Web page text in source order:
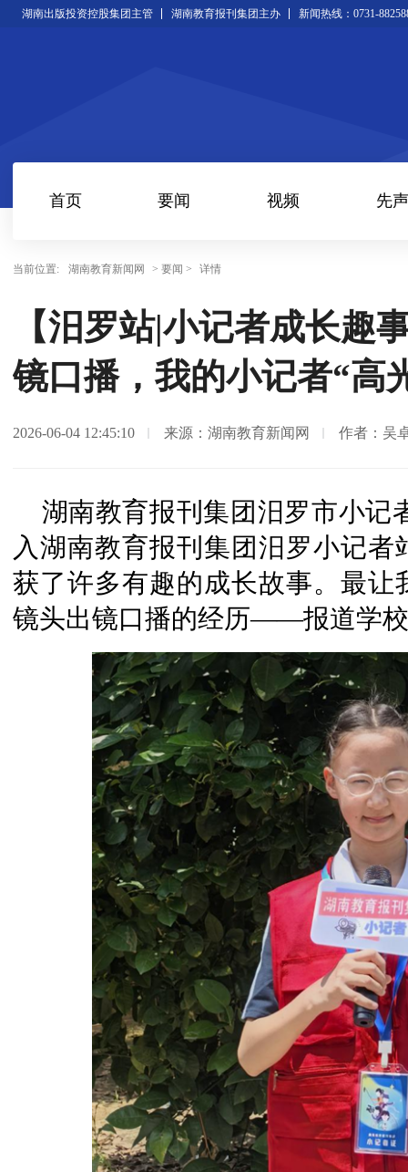
湖南出版投资控股集团主管 湖南教育报刊集团主办 新闻热线：0731-
首页 要闻 视频 先声
当前位置: 湖南教育新闻网 > 要闻 > 详情
【汨罗站|小记者成长趣
镜口播，我的小记者“高
2026-06-04 12:45:10 来源：湖南教育新闻网 作者：吴
湖南教育报刊集团汨罗市小记
入湖南教育报刊集团汨罗小记
获了许多有趣的成长故事。最
镜头出镜口播的经历——报道学